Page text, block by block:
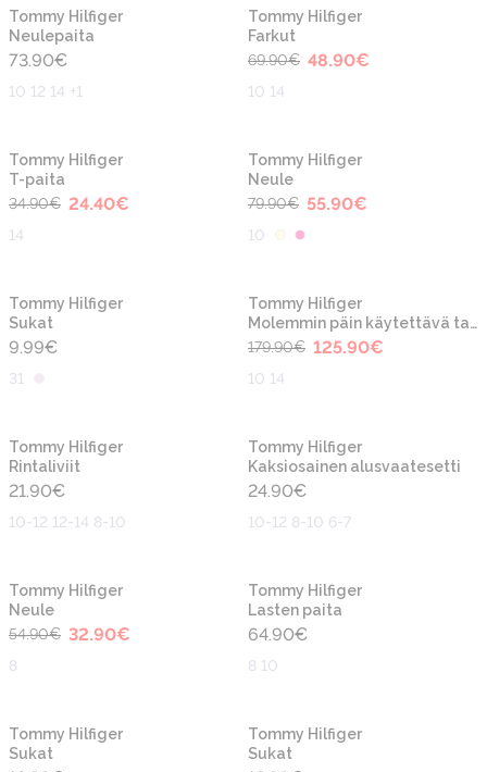
Tommy Hilfiger
Neulepaita
73.90€
10 12 14 +1
-30%
Tommy Hilfiger
Farkut
69.90€ 48.90€
10 14
-30%
Tommy Hilfiger
T-paita
34.90€ 24.40€
14
-30%
Tommy Hilfiger
Neule
79.90€ 55.90€
10
Tommy Hilfiger
Sukat
9.99€
31
-30%
Tommy Hilfiger
Molemmin päin käytettävä takki
179.90€ 125.90€
10 14
Tommy Hilfiger
Rintaliviit
21.90€
10-12 12-14 8-10
Tommy Hilfiger
Kaksiosainen alusvaatesetti
24.90€
10-12 8-10 6-7
-40%
Tommy Hilfiger
Neule
54.90€ 32.90€
8
Tommy Hilfiger
Lasten paita
64.90€
8 10
Tommy Hilfiger
Sukat
Tommy Hilfiger
Sukat